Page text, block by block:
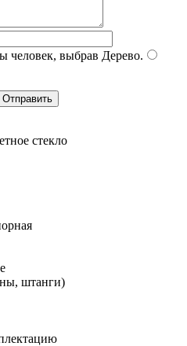
человек, выбрав Дерево.
стекло
штанги)